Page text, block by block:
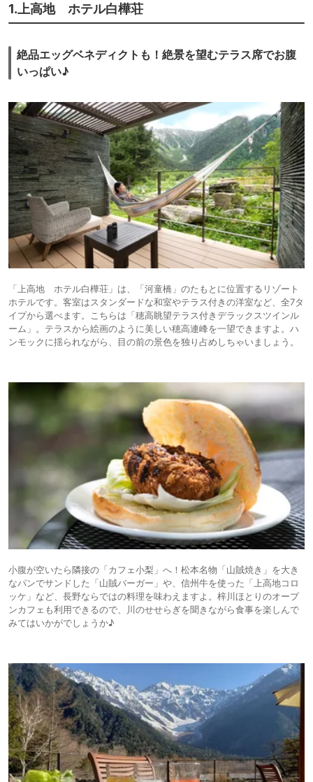
1.上高地 ホテル白樺荘
絶品エッグベネディクトも！絶景を望むテラス席でお腹
いっぱい♪
「上高地 ホテル白樺荘」は、「河童橋」のたもとに位置するリゾート
ホテルです。客室はスタンダードな和室やテラス付きの洋室など、全7タ
イプから選べます。こちらは「穂高眺望テラス付きデラックスツインル
ーム」。テラスから絵画のように美しい穂高連峰を一望できますよ。ハ
ンモックに揺られながら、目の前の景色を独り占めしちゃいましょう。
小腹が空いたら隣接の「カフェ小梨」へ！松本名物「山賊焼き」を大き
なパンでサンドした「山賊バーガー」や、信州牛を使った「上高地コロ
ッケ」など、長野ならではの料理を味わえますよ。梓川ほとりのオープ
ンカフェも利用できるので、川のせせらぎを聞きながら食事を楽しんで
みてはいかがでしょうか♪